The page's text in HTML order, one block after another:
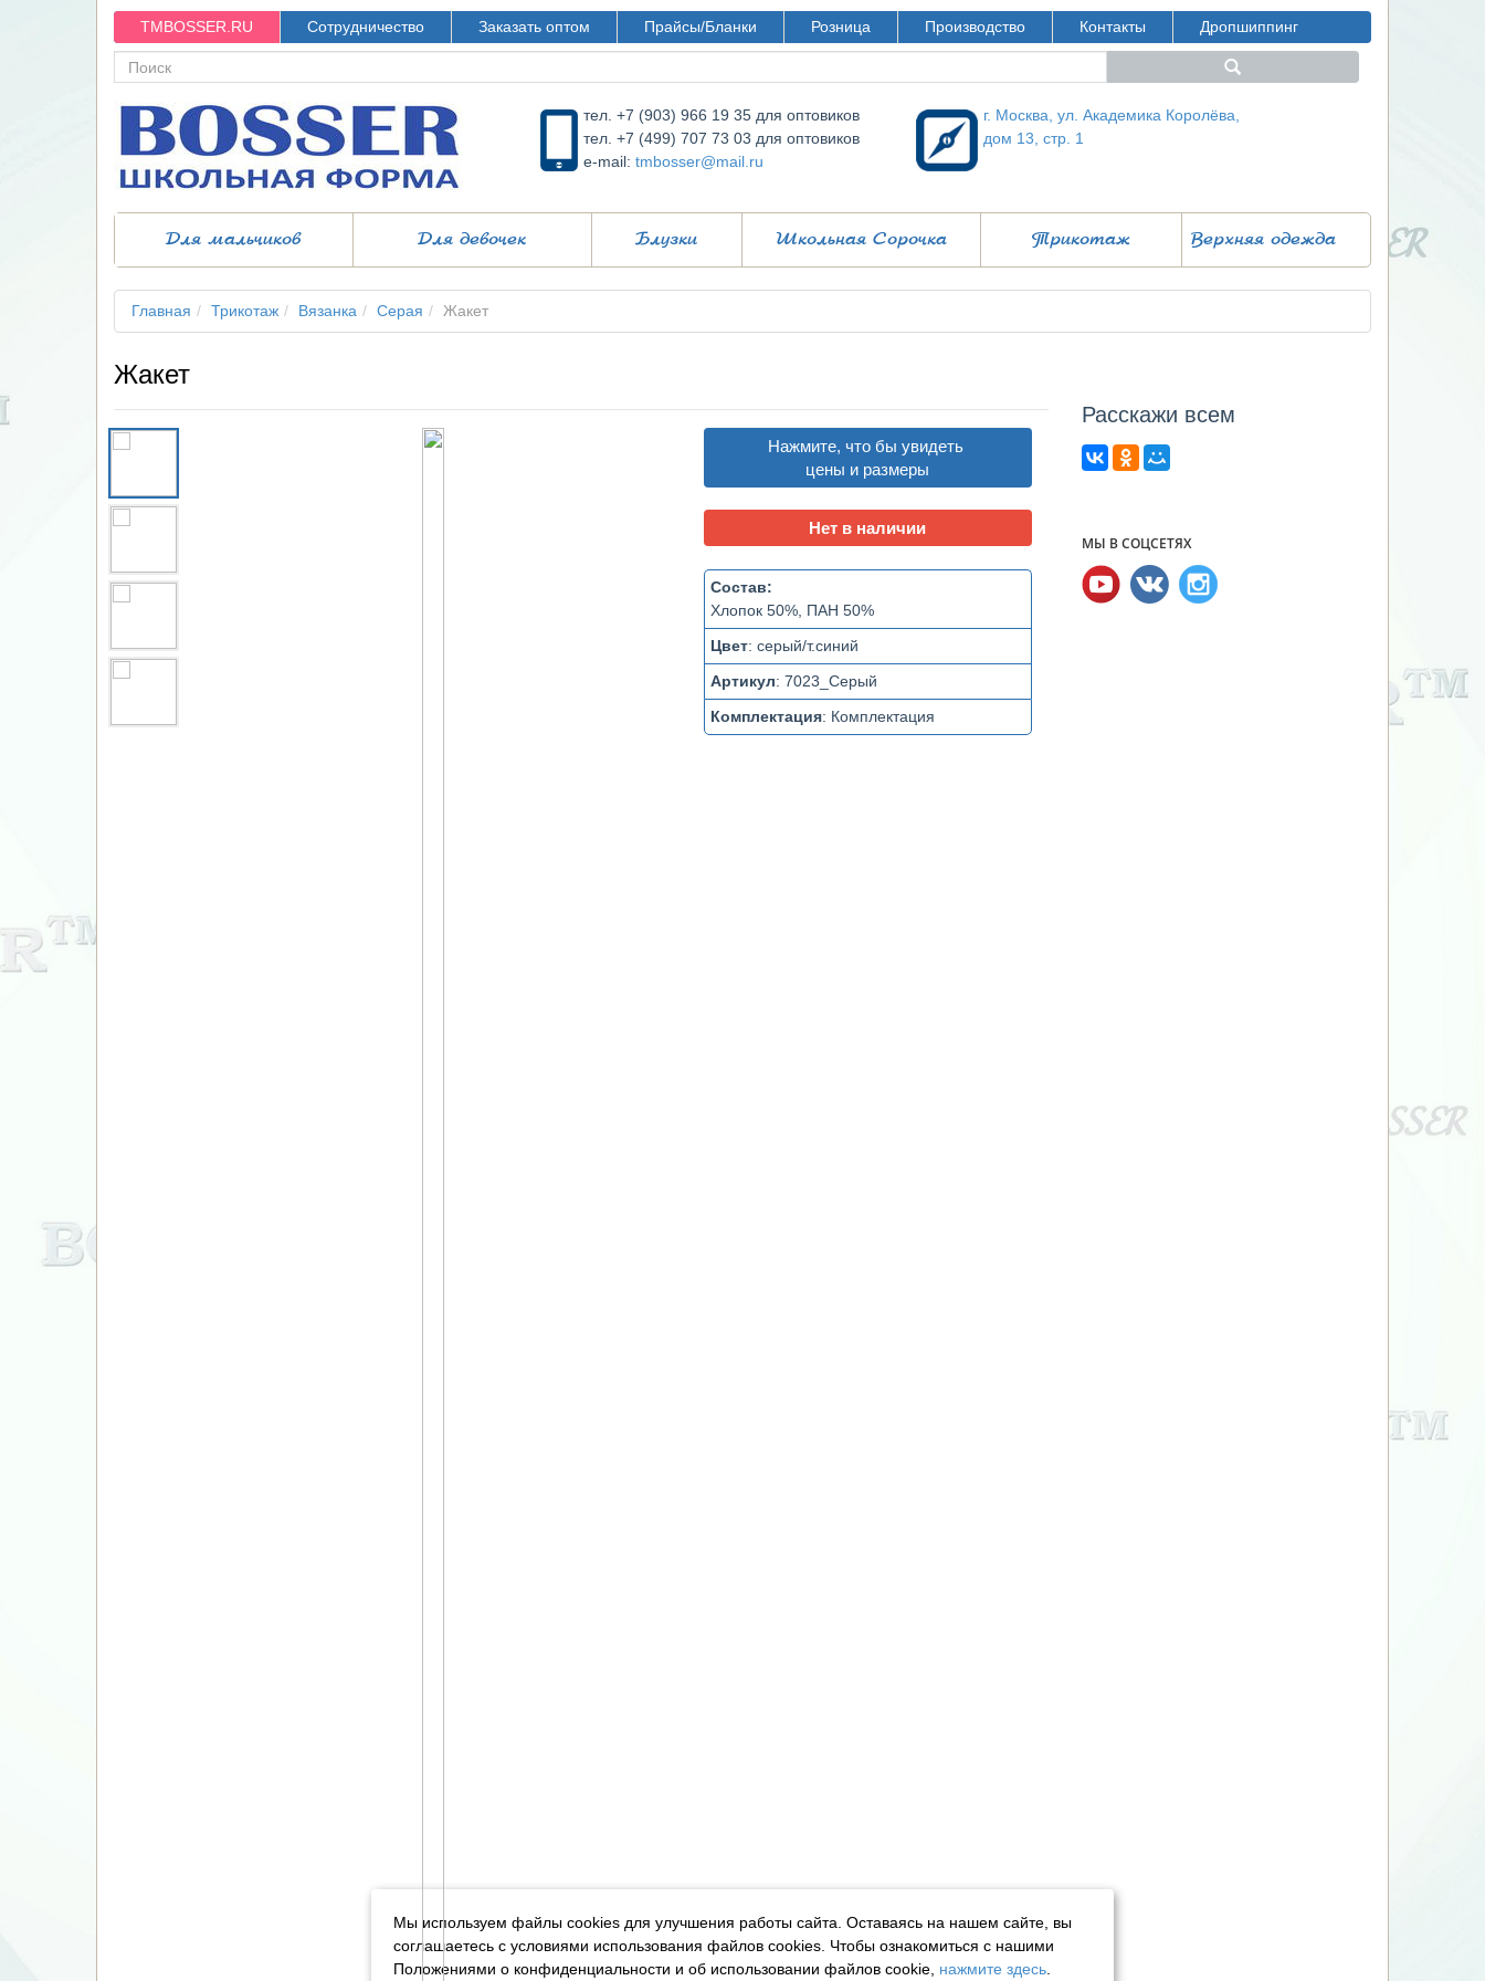
TMBOSSER.RU Сотрудничество Заказать оптом Прайсы/Бланки Розница Производство Контакты Дропшиппинг
тел. +7 (903) 966 19 35 для оптовиков
тел. +7 (499) 707 73 03 для оптовиков
e-mail: tmbosser@mail.ru
г. Москва, ул. Академика Королёва,
дом 13, стр. 1
Для мальчиков Для девочек Блузки Школьная Сорочка Трикотаж Верхняя одежда
Главная Трикотаж Вязанка Серая Жакет
Жакет
Нажмите, что бы увидеть
цены и размеры
Нет в наличии
Состав:
Хлопок 50%, ПАН 50%
Цвет: серый/т.синий
Артикул: 7023_Серый
Комплектация: Комплектация
Расcкажи всем
МЫ В СОЦСЕТЯХ
Мы используем файлы cookies для улучшения работы сайта. Оставаясь на нашем сайте, вы
соглашаетесь с условиями использования файлов cookies. Чтобы ознакомиться с нашими
Положениями о конфиденциальности и об использовании файлов cookie, нажмите здесь